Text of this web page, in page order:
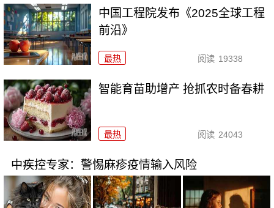
中国工程院发布《2025全球工程
前沿》
最热 阅读 19338
智能育苗助增产 抢抓农时备春耕
最热 阅读 24043
中疾控专家：警惕麻疹疫情输入风险